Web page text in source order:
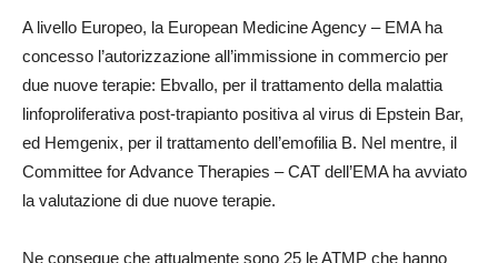
A livello Europeo, la European Medicine Agency – EMA ha
concesso l’autorizzazione all’immissione in commercio per
due nuove terapie: Ebvallo, per il trattamento della malattia
linfoproliferativa post-trapianto positiva al virus di Epstein Bar,
ed Hemgenix, per il trattamento dell’emofilia B. Nel mentre, il
Committee for Advance Therapies – CAT dell’EMA ha avviato
la valutazione di due nuove terapie.
Ne consegue che attualmente sono 25 le ATMP che hanno